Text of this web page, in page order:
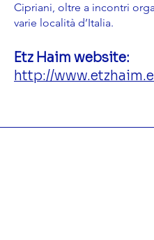
Cipriani, oltre a incontri
varie località d’Italia.
Etz Haim website:
http://